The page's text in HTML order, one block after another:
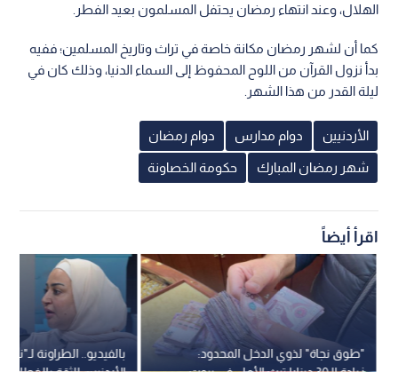
الهلال، وعند انتهاء رمضان يحتفل المسلمون بعيد الفطر.
كما أن لشهر رمضان مكانة خاصة في تراث وتاريخ المسلمين؛ ففيه
بدأ نزول القرآن من اللوح المحفوظ إلى السماء الدنيا، وذلك كان في
ليلة القدر من هذا الشهر.
الأردنيين دوام مدارس دوام رمضان
شهر رمضان المبارك حكومة الخصاونة
اقرأ أيضاً
بالفيديو.. الطراونة
"طوق نجاة" لذوي الدخل المحدود: